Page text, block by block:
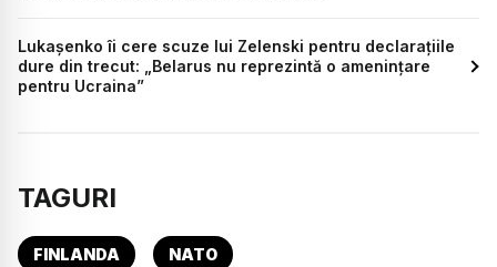
Lukașenko îi cere scuze lui Zelenski pentru declarațiile
dure din trecut: „Belarus nu reprezintă o amenințare
pentru Ucraina”
TAGURI
FINLANDA NATO